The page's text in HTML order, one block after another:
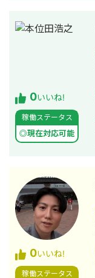
0いいね!
稼働ステータス
◎現在対応可能
0いいね!
稼働ステータス